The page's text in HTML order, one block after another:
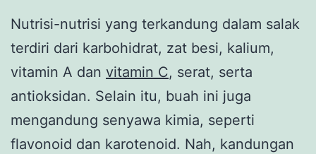
Nutrisi-nutrisi yang terkandung dalam salak
terdiri dari karbohidrat, zat besi, kalium,
vitamin A dan vitamin C, serat, serta
antioksidan. Selain itu, buah ini juga
mengandung senyawa kimia, seperti
flavonoid dan karotenoid. Nah, kandungan